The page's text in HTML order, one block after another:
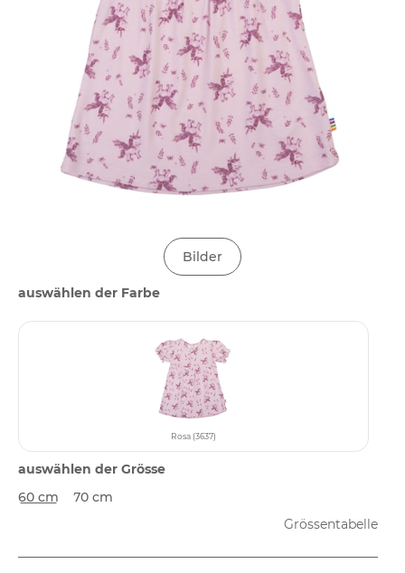
Bilder
auswählen der Farbe
Rosa (3637)
auswählen der Grösse
60 cm
70 cm
Grössentabelle